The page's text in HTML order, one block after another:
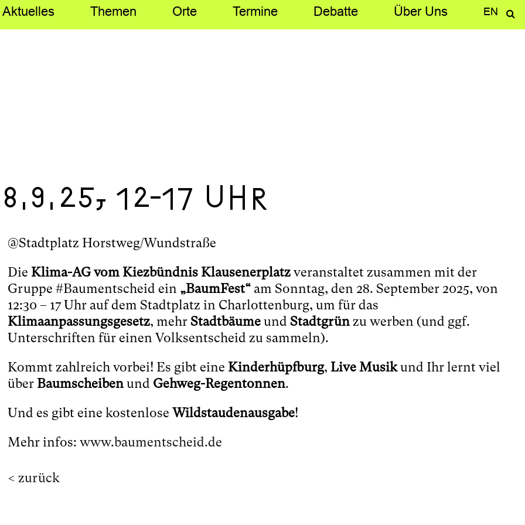
Aktuelles Themen Orte Termine Debatte Über­ Uns EN
12-17 Uhr
@Stadtplatz Horstweg/Wundstraße
Die Klima-AG vom Kiezbündnis Klausenerplatz veranstaltet zusammen mit der
Gruppe #Baumentscheid ein „BaumFest“ am Sonntag, den 28. September 2025, von
12:30 – 17 Uhr auf dem Stadtplatz in Charlottenburg, um für das
Klimaanpassungsgesetz, mehr Stadtbäume und Stadtgrünzu werben (und ggf.
Unterschriften für einen Volksentscheid zu sammeln).
Kommt zahlreich vorbei! Es gibt eine Kinderhüpfburg, Live Musikund Ihr lernt viel
über Baumscheibenund Gehweg-Regentonnen.
Und es gibt eine kostenloseWildstaudenausgabe!
Mehr infos:www.baumentscheid.de
< zurück